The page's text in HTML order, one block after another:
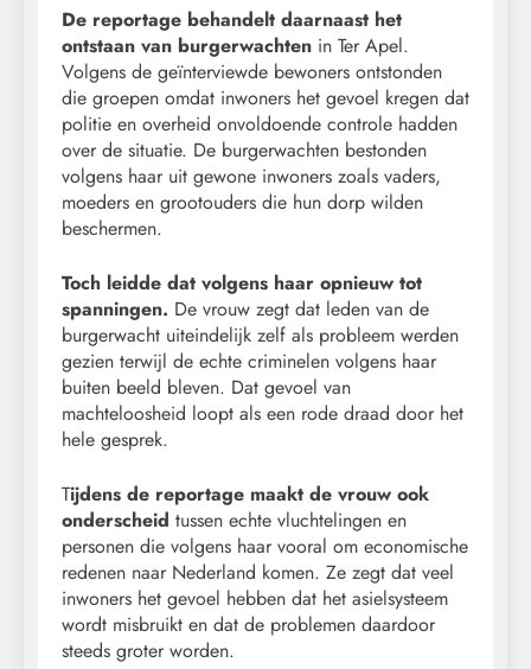
De reportage behandelt daarnaast het
ontstaan van burgerwachten in Ter Apel.
Volgens de geïnterviewde bewoners ontstonden
die groepen omdat inwoners het gevoel kregen dat
politie en overheid onvoldoende controle hadden
over de situatie. De burgerwachten bestonden
volgens haar uit gewone inwoners zoals vaders,
moeders en grootouders die hun dorp wilden
beschermen.
Toch leidde dat volgens haar opnieuw tot
spanningen. De vrouw zegt dat leden van de
burgerwacht uiteindelijk zelf als probleem werden
gezien terwijl de echte criminelen volgens haar
buiten beeld bleven. Dat gevoel van
machteloosheid loopt als een rode draad door het
hele gesprek.
Tijdens de reportage maakt de vrouw ook
onderscheid tussen echte vluchtelingen en
personen die volgens haar vooral om economische
redenen naar Nederland komen. Ze zegt dat veel
inwoners het gevoel hebben dat het asielsysteem
wordt misbruikt en dat de problemen daardoor
steeds groter worden.